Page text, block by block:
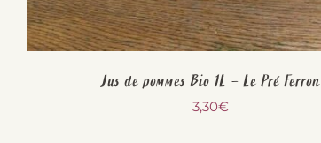
Jus de pommes Bio 1L – Le Pré Ferron
3,30€